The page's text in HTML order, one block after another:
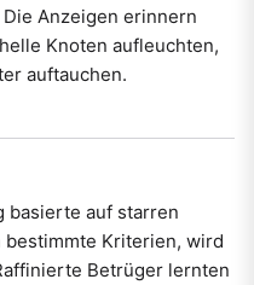
Anzeigen erinnern
Knoten aufleuchten,
auftauchen.
basierte auf starren
bestimmte Kriterien, wird
Betrüger lernten